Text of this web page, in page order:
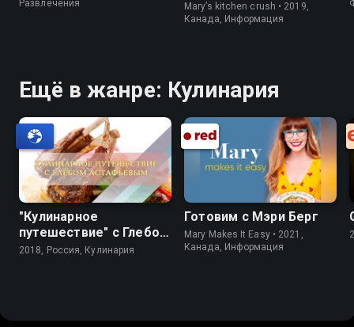
Развлечения
Mary’s kitchen crush • 2019,
Канада, Информация
Ещё в жанре: Кулинария
"Кулинарное
путешествие" с Глебом
Астафьевым
2018, Россия, Кулинария
Готовим с Мэри Берг
Mary Makes It Easy • 2021,
Канада, Информация